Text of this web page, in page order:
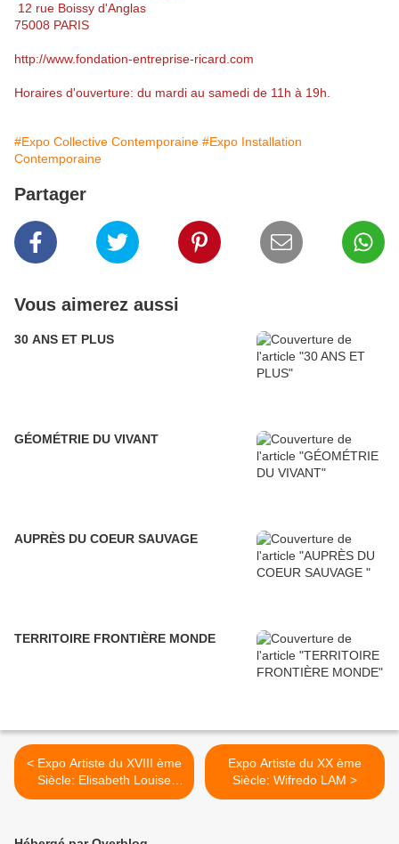
12 rue Boissy d'Anglas
75008 PARIS
http://www.fondation-entreprise-ricard.com
Horaires d'ouverture: du mardi au samedi de 11h à 19h.
#Expo Collective Contemporaine #Expo Installation
Contemporaine
Partager
Vous aimerez aussi
30 ANS ET PLUS
GÉOMÉTRIE DU VIVANT
AUPRÈS DU COEUR SAUVAGE
TERRITOIRE FRONTIÈRE MONDE
< Expo Artiste du XVIII ème
Siècle: Elisabeth Louise
Vigée Le Brun 1755-1842
Expo Artiste du XX ème
Siècle: Wifredo LAM >